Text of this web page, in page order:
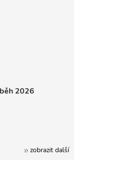
2026
zobrazit další